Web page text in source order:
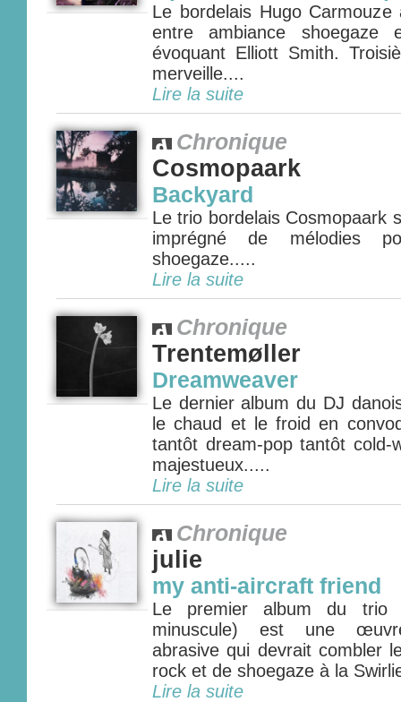
Le bordelais Hugo Carmouze
entre ambiance shoegaze
évoquant Elliott Smith.
merveille....
Lire la suite
Chronique
Cosmopaark
Backyard
Le trio bordelais Cosmopaark
imprégné de mélodies
shoegaze.....
Lire la suite
Chronique
Trentemøller
Dreamweaver
Le dernier album du DJ
le chaud et le froid en
tantôt dream-pop tantôt cold-
majestueux.....
Lire la suite
Chronique
julie
my anti-aircraft friend
Le premier album du trio
minuscule) est une
abrasive qui devrait combler
rock et de shoegaze à la
Lire la suite